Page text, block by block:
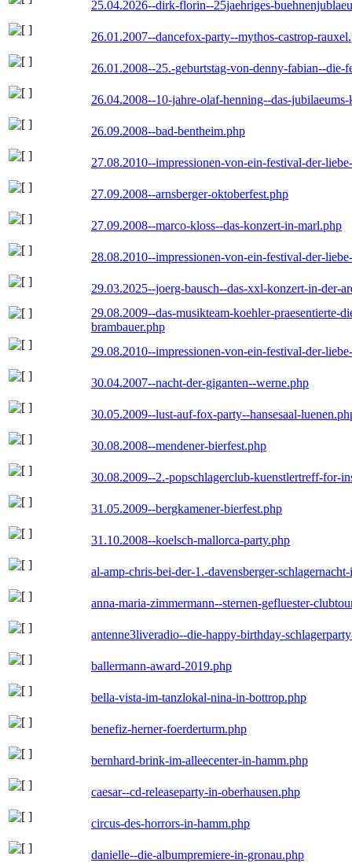
25.04.2026--dirk-florin--25jaehriges-
26.01.2007--dancefox-party--mythos-castrop-
26.01.2008--25.-geburtstag-von-denny-fabian--die-
26.04.2008--10-jahre-olaf-henning--das-
26.09.2008--bad-bentheim.php
27.08.2010--impressionen-von-ein-festival-der-
27.09.2008--arnsberger-oktoberfest.php
27.09.2008--marco-kloss--das-konzert-in-marl.php
28.08.2010--impressionen-von-ein-festival-der-
29.03.2025--joerg-bausch--das-xxl-konzert-in-der-
29.08.2009--das-musikteam-koehler-praesentierte-
brambauer.php
29.08.2010--impressionen-von-ein-festival-der-
30.04.2007--nacht-der-giganten--werne.php
30.05.2009--lust-auf-fox-party--hansesaal-
30.08.2008--mendener-bierfest.php
30.08.2009--2.-popschlagerclub-kuenstlertreff-for-
31.05.2009--bergkamener-bierfest.php
31.10.2008--koelsch-mallorca-party.php
al-amp-chris-bei-der-1.-davensberger-
anna-maria-zimmermann--sternen-gefluester-
antenne3liveradio--die-happy-birthday-
ballermann-award-2019.php
bella-vista-im-tanzlokal-nina-in-bottrop.php
benefiz-herner-foerderturm.php
bernhard-brink-im-alleecenter-in-hamm.php
caesar--cd-releaseparty-in-oberhausen.php
circus-des-horrors-in-hamm.php
danielle--die-albumpremiere-in-gronau.php